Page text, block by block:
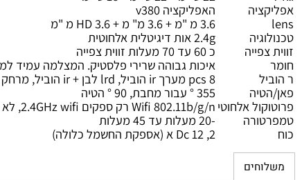
JT-VTS29
האפליקציה v380
3.6 מ "מ + 3.6 מ" מ + HD 3.6 מ "מ
איכות גבוהה שרירי פלסטיק. המצלמה עמיד למים
8 pcs מערך ir הוביל, lrd לבן + ir הוביל, מרחק ir max ל 30 מטר
355 ° עבור מחבת, 90 ° הטיה
אלחוטי
Wifi 802.11b/g/n רק ספקים 2.4GHz wifi, לא suprot 5 גרם wifi
-20 מעלות עד 45 מעלות
Dc 12 ,2 א (אספקת החשמל כלולה)